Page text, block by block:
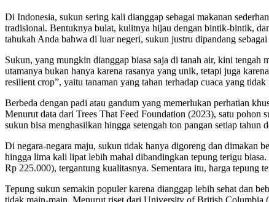
Di Indonesia, sukun sering kali dianggap sebagai makanan
tradisional. Bentuknya bulat, kulitnya hijau dengan bintik-bintik,
tahukah Anda bahwa di luar negeri, sukun justru dipandang
Sukun, yang mungkin dianggap biasa saja di tanah air, kini tengah
utamanya bukan hanya karena rasanya yang unik, tetapi juga
resilient crop”, yaitu tanaman yang tahan terhadap cuaca yang
Berbeda dengan padi atau gandum yang memerlukan perhatian
Menurut data dari Trees That Feed Foundation (2023), satu pohon
sukun bisa menghasilkan hingga setengah ton pangan setiap
Di negara-negara maju, sukun tidak hanya digoreng dan dimakan
hingga lima kali lipat lebih mahal dibandingkan tepung terigu
Rp 225.000), tergantung kualitasnya. Sementara itu, harga tepung
Tepung sukun semakin populer karena dianggap lebih sehat dan
tidak main-main. Menurut riset dari University of British Columbia